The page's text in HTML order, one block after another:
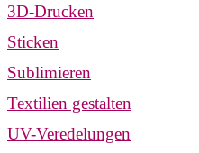
3D-Drucken
Sticken
Sublimieren
Textilien gestalten
UV-Veredelungen